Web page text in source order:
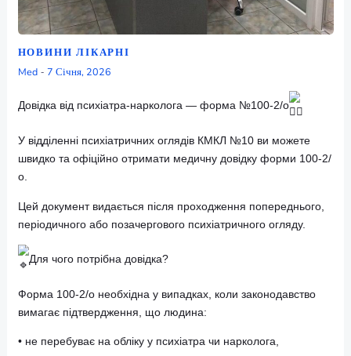
НОВИНИ ЛІКАРНІ
Med - 7 Січня, 2026
Довідка від психіатра-нарколога — форма №100-2/о
У відділенні психіатричних оглядів КМКЛ №10 ви можете
швидко та офіційно отримати медичну довідку форми
о.
Цей документ видається після проходження
періодичного або позачергового психіатричного огляду.
Для чого потрібна довідка?